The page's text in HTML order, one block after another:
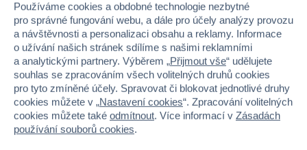
Používáme cookies a obdobné technologie nezbytné
pro správné fungování webu, a dále pro účely analýzy provozu
a návštěvnosti a personalizaci obsahu a reklamy. Informace
o užívání našich stránek sdílíme s našimi reklamními
a analytickými partnery. Výběrem „Přijmout vše“ udělujete
souhlas se zpracováním všech volitelných druhů cookies
pro tyto zmíněné účely. Spravovat či blokovat jednotlivé druhy
cookies můžete v „Nastavení cookies“. Zpracování volitelných
cookies můžete také odmítnout. Více informací v Zásadách
používání souborů cookies.